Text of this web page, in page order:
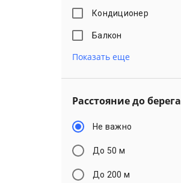
Кондиционер
Балкон
Показать еще
Расстояние до берега
Не важно
До 50 м
До 200 м